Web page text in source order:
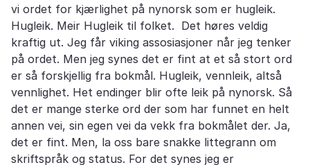
vi ordet for kjærlighet på nynorsk som er hugleik.
Hugleik. Meir Hugleik til folket. Det høres veldig
kraftig ut. Jeg får viking assosiasjoner når jeg tenker
på ordet. Men jeg synes det er fint at et så stort ord
er så forskjellig fra bokmål. Hugleik, vennleik, altså
vennlighet. Het endinger blir ofte leik på nynorsk. Så
det er mange sterke ord der som har funnet en helt
annen vei, sin egen vei da vekk fra bokmålet der. Ja,
det er fint. Men, la oss bare snakke littegrann om
skriftspråk og status. For det synes jeg er